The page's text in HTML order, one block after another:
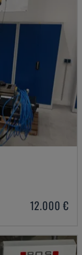
12.000 €